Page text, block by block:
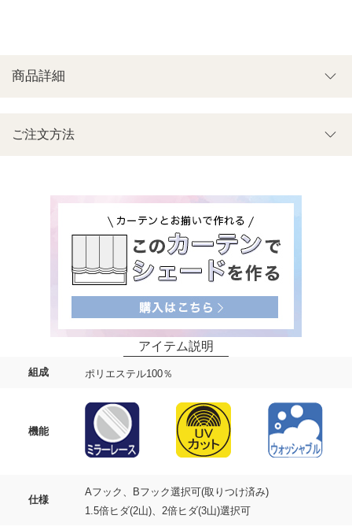
組成 ポリエステル100％
機能
仕様
Aフック、Bフック選択可(取りつけ済み)
1.5倍ヒダ(2山)、2倍ヒダ(3山)選択可
ご注文方法
商品詳細